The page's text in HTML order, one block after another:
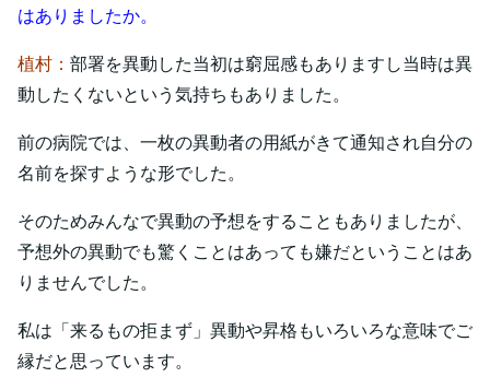
はありましたか。
植村： 部署を異動した当初は窮屈感もありますし当時は異
動したくないという気持ちもありました。
前の病院では、一枚の異動者の用紙がきて通知され自分の
名前を探すような形でした。
そのためみんなで異動の予想をすることもありましたが、
予想外の異動でも驚くことはあっても嫌だということはあ
りませんでした。
私は「来るもの拒まず」異動や昇格もいろいろな意味でご
縁だと思っています。